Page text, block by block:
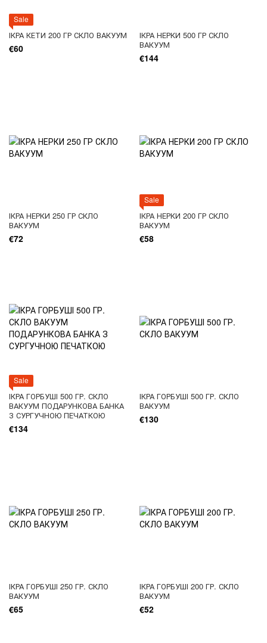
Sale
ІКРА КЕТИ 200 ГР СКЛО ВАКУУМ
€60
ІКРА НЕРКИ 500 ГР СКЛО
ВАКУУМ
€144
ІКРА НЕРКИ 250 ГР СКЛО
ВАКУУМ
€72
Sale
ІКРА НЕРКИ 200 ГР СКЛО
ВАКУУМ
€58
Sale
ІКРА ГОРБУШІ 500 ГР. СКЛО
ВАКУУМ ПОДАРУНКОВА БАНКА
З СУРГУЧНОЮ ПЕЧАТКОЮ
€134
ІКРА ГОРБУШІ 500 ГР. СКЛО
ВАКУУМ
€130
ІКРА ГОРБУШІ 250 ГР. СКЛО
ВАКУУМ
€65
ІКРА ГОРБУШІ 200 ГР. СКЛО
ВАКУУМ
€52